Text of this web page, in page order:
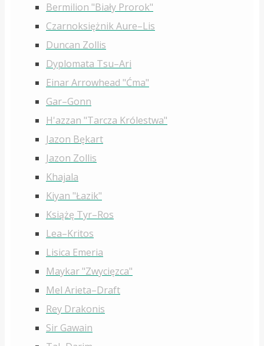
Bermilion "Biały Prorok"
Czarnoksiężnik Aure–Lis
Duncan Zollis
Dyplomata Tsu–Ari
Einar Arrowhead "Ćma"
Gar–Gonn
H'azzan "Tarcza Królestwa"
Jazon Bękart
Jazon Zollis
Khajala
Kiyan "Łazik"
Książę Tyr–Ros
Lea–Kritos
Lisica Emeria
Maykar "Zwycięzca"
Mel Arieta–Draft
Rey Drakonis
Sir Gawain